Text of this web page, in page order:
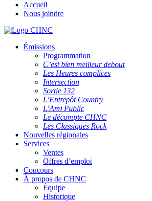
Accueil
Nous joindre
Émissions
Programmation
C’est bien meilleur debout
Les Heures complices
Intersection
Sortie 132
L’Entrepôt Country
L’Ami Public
Le décompte CHNC
Les Classiques Rock
Nouvelles régionales
Services
Ventes
Offres d’emploi
Concours
À propos de CHNC
Équipe
Historique